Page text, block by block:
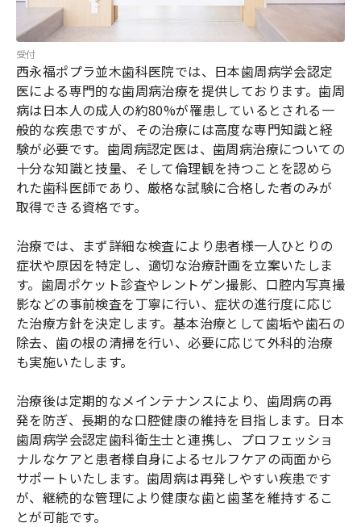
受付
西永福ポプラ並木歯科医院では、日本歯周病学会認定
医による専門的な歯周病治療を提供しております。歯周
病は日本人の成人の約80%が罹患しているとされる一
般的な疾患ですが、その治療には高度な専門知識と経
験が必要です。歯周病認定医は、歯周病治療についての
十分な知識と技量、そして倫理観を持つことを認めら
れた歯科医師であり、厳格な試験に合格した者のみが
取得できる資格です。
治療では、まず詳細な検査により患者様一人ひとりの
症状や原因を特定し、適切な治療計画を立案いたしま
す。歯周ポケット診査やレントゲン撮影、口腔内写真撮
影などの事前検査を丁寧に行い、症状の進行度に応じ
た治療方針を決定します。基本治療として歯垢や歯石の
除去、歯の根の清掃を行い、必要に応じて外科的治療
も実施いたします。
治療後は定期的なメインテナンスにより、歯周病の再
発を防ぎ、長期的な口腔健康の維持を目指します。日本
歯周病学会認定歯科衛生士と連携し、プロフェッショ
ナルなケアと患者様自身によるセルフケアの両面から
サポートいたします。歯周病は再発しやすい疾患です
が、継続的な管理により健康な歯と歯茎を維持するこ
とが可能です。